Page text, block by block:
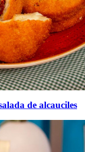
de alcauciles